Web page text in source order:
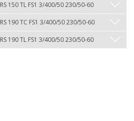
RS 150 TL FS1 3/400/50 230/50-60
RS 190 TC FS1 3/400/50 230/50-60
RS 190 TL FS1 3/400/50 230/50-60